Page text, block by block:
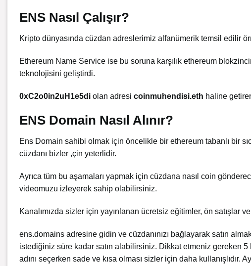
ENS Nasıl Çalışır?
Kripto dünyasında cüzdan adreslerimiz alfanümerik temsil edilir
Ethereum Name Service ise bu soruna karşılık ethereum
teknolojisini geliştirdi.
0xC2o0in2uH1e5di olan adresi coinmuhendisi.eth haline
ENS Domain Nasıl Alınır?
Ens Domain sahibi olmak için öncelikle bir ethereum tabanlı bir
cüzdanı bizler ,çin yeterlidir.
Ayrıca tüm bu aşamaları yapmak için cüzdana nasıl coin
videomuzu izleyerek sahip olabilirsiniz.
Kanalımızda sizler için yayınlanan ücretsiz eğitimler, ön satışlar
ens.domains adresine gidin ve cüzdanınızı bağlayarak satın
istediğiniz süre kadar satın alabilirsiniz. Dikkat etmeniz gereken
adını seçerken sade ve kısa olması sizler için daha